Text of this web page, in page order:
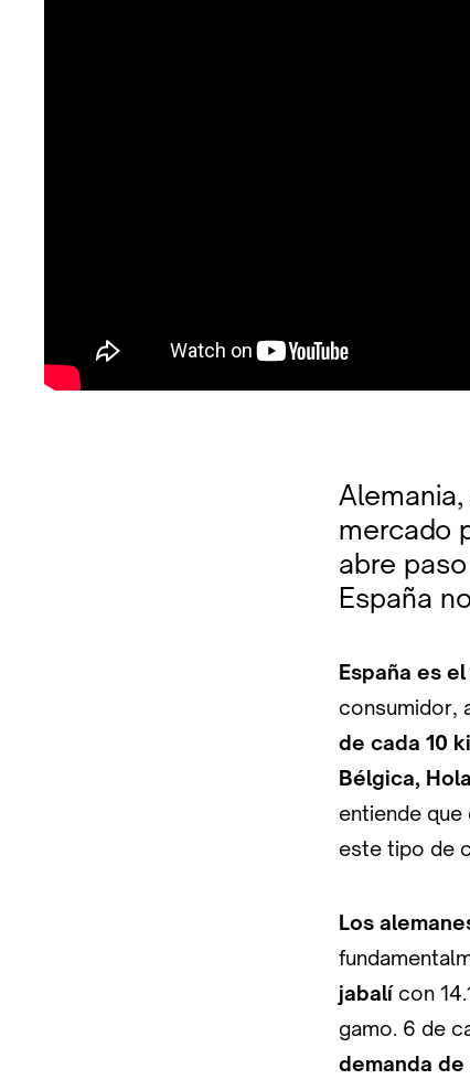
mercado
abre
España
España es
consumidor,
de cada 10
Bélgica,
entiende
este tipo de
Los
jabalí con
gamo. 6 de
demanda